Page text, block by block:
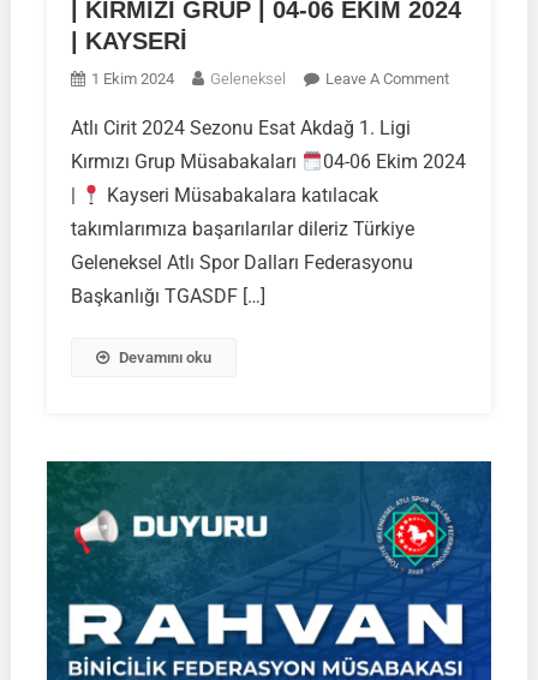
| KIRMIZI GRUP | 04-06 EKİM 2024
| KAYSERİ
1 Ekim 2024 Geleneksel Leave A CommentOn
2024
GRUP
04-
06
2024
|
KAYSERİ
Atlı Cirit 2024 Sezonu Esat Akdağ 1. Ligi
Kırmızı Grup Müsabakaları
04-06 Ekim 2024
Kayseri Müsabakalara katılacak
takımlarımıza başarılarılar dileriz Türkiye
Geleneksel Atlı Spor Dalları Federasyonu
Başkanlığı TGASDF […]
Devamını oku